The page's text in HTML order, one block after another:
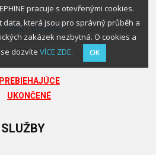
PREBIEHAJÚCE
UKONČENÉ
SLUŽBY